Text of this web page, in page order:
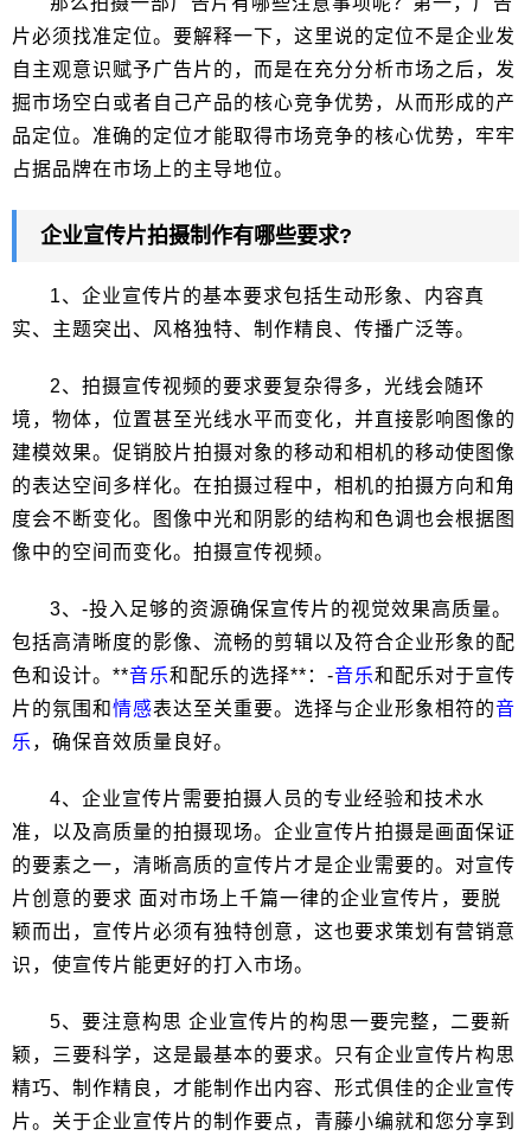
片必须找准定位。要解释一下，这里说的定位不是企业发
自主观意识赋予广告片的，而是在充分分析市场之后，发
掘市场空白或者自己产品的核心竞争优势，从而形成的产
品定位。准确的定位才能取得市场竞争的核心优势，牢牢
占据品牌在市场上的主导地位。
企业宣传片拍摄制作有哪些要求?
1、企业宣传片的基本要求包括生动形象、内容真
实、主题突出、风格独特、制作精良、传播广泛等。
2、拍摄宣传视频的要求要复杂得多，光线会随环
境，物体，位置甚至光线水平而变化，并直接影响图像的
建模效果。促销胶片拍摄对象的移动和相机的移动使图像
的表达空间多样化。在拍摄过程中，相机的拍摄方向和角
度会不断变化。图像中光和阴影的结构和色调也会根据图
像中的空间而变化。拍摄宣传视频。
3、-投入足够的资源确保宣传片的视觉效果高质量。
包括高清晰度的影像、流畅的剪辑以及符合企业形象的配
色和设计。**音乐和配乐的选择**：-音乐和配乐对于宣传
片的氛围和情感表达至关重要。选择与企业形象相符的音
乐 ，确保音效质量良好。
4、企业宣传片需要拍摄人员的专业经验和技术水
准，以及高质量的拍摄现场。企业宣传片拍摄是画面保证
的要素之一，清晰高质的宣传片才是企业需要的。对宣传
片创意的要求 面对市场上千篇一律的企业宣传片，要脱
颖而出，宣传片必须有独特创意，这也要求策划有营销意
识，使宣传片能更好的打入市场。
5、要注意构思 企业宣传片的构思一要完整，二要新
颖，三要科学，这是最基本的要求。只有企业宣传片构思
精巧、制作精良，才能制作出内容、形式俱佳的企业宣传
片。关于企业宣传片的制作要点，青藤小编就和您分享到